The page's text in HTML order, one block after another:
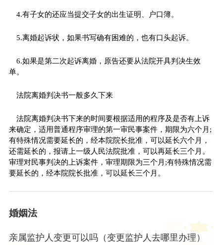
4.有子女的还应当提交子女的出生证明、户口簿。
5.离婚起诉状，如果书写确有困难的，也有口头起诉。
6.如果是第二次起诉离婚，原告还要从法院开具判决生效
单。
法院离婚判决书一般多久下来
法院离婚判决书下来的时间要根据适用的程序及是否有上诉
来确定，适用普通程序审理的第一审民事案件，期限为六个月;
有特殊情况需要延长的，经本院院长批准，可以延长六个月，
还需延长的，报请上一级人民法院批准，可以再延长三个月。
审理对民事判决的上诉案件，审理期限为三个月;有特殊情况需
要延长的，经本院院长批准，可以延长三个月。
婚姻法
亲属监护人变更可以吗（变更监护人去哪里办理）